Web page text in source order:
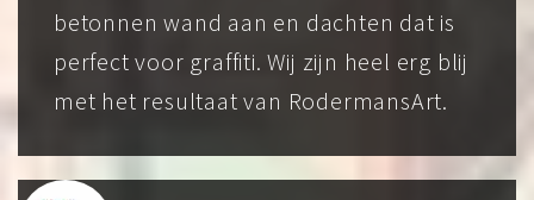
betonnen wand aan en dachten dat is
perfect voor graffiti. Wij zijn heel erg blij
met het resultaat van RodermansArt.